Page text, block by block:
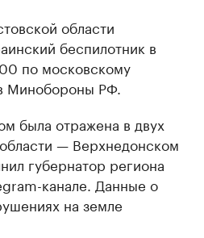
области
беспилотник в
по московскому
Минобороны РФ.
была отражена в двух
— Верхнедонском
губернатор региона
канале. Данные о
на земле